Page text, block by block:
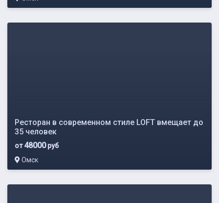
Ресторан в современном стиле LOFT вмещает до
35 человек
от48000руб
Омск